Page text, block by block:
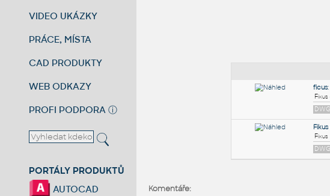
VIDEO UKÁZKY
PRÁCE, MÍSTA
CAD PRODUKTY
WEB ODKAZY
PROFI PODPORA ⓘ
PORTÁLY PRODUKTŮ
AUTOCAD
Komentáře: